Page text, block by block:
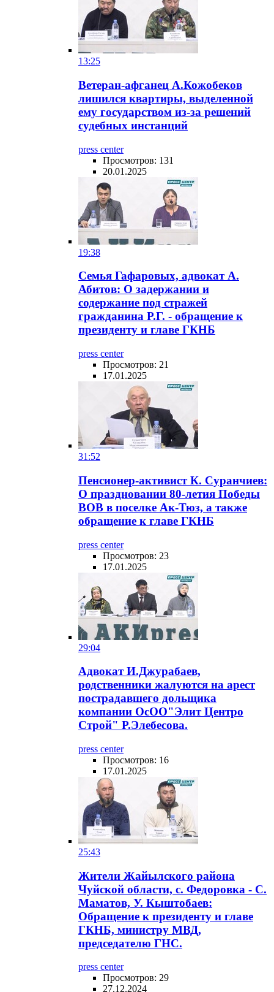
13:25
Ветеран-афганец А.Кожобеков
лишился квартиры, выделенной
ему государством из-за решений
судебных инстанций
press center
Просмотров: 131
20.01.2025
19:38
Семья Гафаровых, адвокат А.
Абитов: О задержании и
содержание под стражей
гражданина Р.Г. - обращение к
президенту и главе ГКНБ
press center
Просмотров: 21
17.01.2025
31:52
Пенсионер-активист К. Суранчиев:
О праздновании 80-летия Победы
ВОВ в поселке Ак-Тюз, а также
обращение к главе ГКНБ
press center
Просмотров: 23
17.01.2025
29:04
Адвокат И.Джурабаев,
родственники жалуются на арест
пострадавшего дольщика
компании ОсОО"Элит Центро
Строй" Р.Элебесова.
press center
Просмотров: 16
17.01.2025
25:43
Жители Жайылского района
Чуйской области, с. Федоровка - С.
Маматов, У. Кыштобаев:
Обращение к президенту и главе
ГКНБ, министру МВД,
председателю ГНС.
press center
Просмотров: 29
27.12.2024